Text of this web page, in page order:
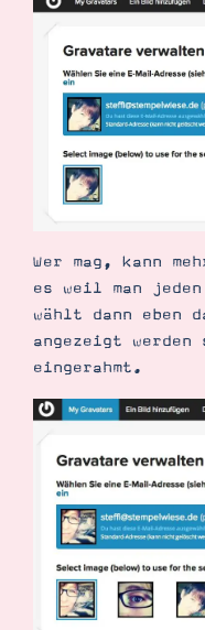
Wer mag, kann
es weil man
wählt dann eben
angezeigt
eingerahmt.